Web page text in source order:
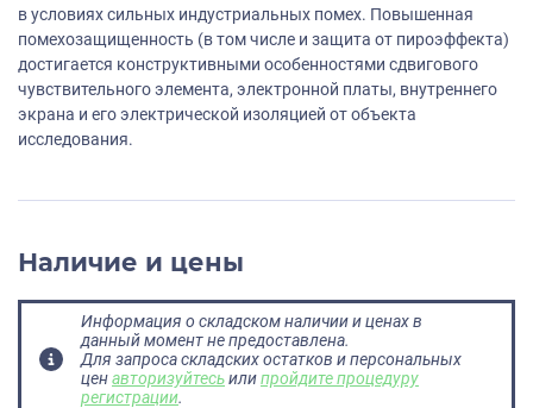
в условиях сильных индустриальных помех. Повышенная
помехозащищенность (в том числе и защита от пироэффекта)
достигается конструктивными особенностями сдвигового
чувствительного элемента, электронной платы, внутреннего
экрана и его электрической изоляцией от объекта
исследования.
Наличие и цены
Информация о складском наличии и ценах в
данный момент не предоставлена.
Для запроса складских остатков и персональных
ценавторизуйтесьилипройдите процедуру
регистрации.